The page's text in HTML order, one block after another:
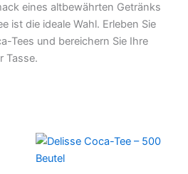
eines altbewährten Getränks
ist die ideale Wahl. Erleben Sie
Tees und bereichern Sie Ihre
Tasse.